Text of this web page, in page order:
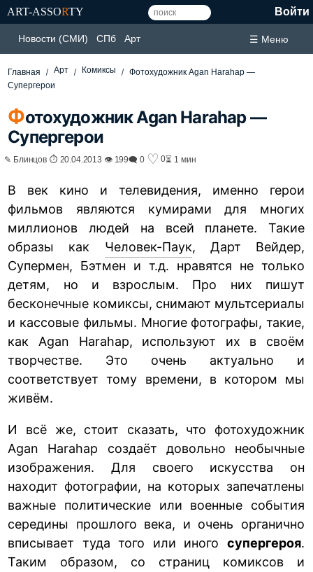
ART-ASSORTY Войти
Новости (СМИ) СПб Арт ☰ Меню
Главная Арт Комиксы
Фотохудожник Agan Harahap —
Супергерои
Фотохудожник Agan Harahap —
Супергерои
✎ Блинцов ⏱ 20.04.2013 👁 199🗨 0 ♡ 0⏳ 1 мин
В век кино и телевидения, именно герои
фильмов являются кумирами для многих
миллионов людей на всей планете. Такие
образы как Человек-Паук, Дарт Вейдер,
Супермен, Бэтмен и т.д. нравятся не только
детям, но и взрослым. Про них пишут
бесконечные комиксы, снимают мультсериалы
и кассовые фильмы. Многие фотографы, такие,
как Agan Harahap, используют их в своём
творчестве. Это очень актуально и
соответствует тому времени, в котором мы
живём.
И всё же, стоит сказать, что фотохудожник
Agan Harahap создаёт довольно необычные
изображения. Для своего искусства он
находит фотографии, на которых запечатлены
важные политические или военные события
середины прошлого века, и очень органично
вписывает туда того или иного супергероя.
Таким образом, со страниц комиксов и